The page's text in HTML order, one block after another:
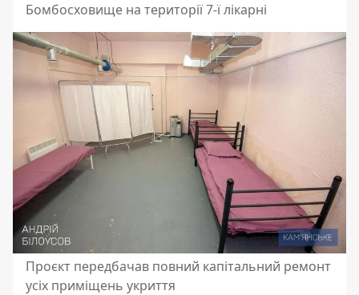
Бомбосховище на території 7-ї лікарні
Проєкт передбачав повний капітальний ремонт
усіх приміщень укриття